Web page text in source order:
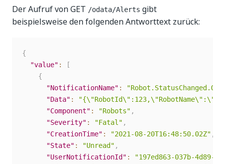
Der Aufruf von GET /odata/Alerts gibt
beispielsweise den folgenden Antworttext zurück:
{
"value" :
[
{
"NotificationName" :
"Data" :
"Component" : "Robots" ,
"Severity" : "Fatal" ,
"CreationTime" : "2021-08-20T16:48:50.02Z" ,
"State" : "Unread" ,
"UserNotificationId" :
"197ed863-037b-4d89-